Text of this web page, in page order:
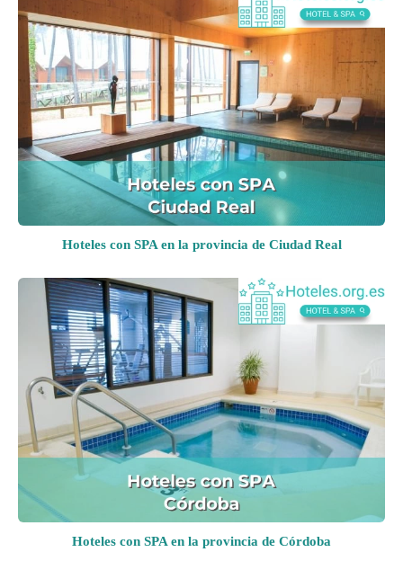
Hoteles con SPA en la provincia de Ciudad Real
Hoteles con SPA en la provincia de Córdoba